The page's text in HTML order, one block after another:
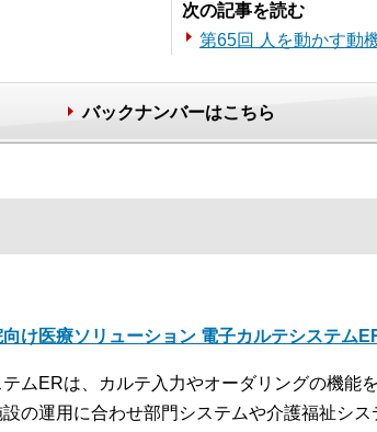
次の記事を読む
第65回 人を動かす動
バックナンバーはこちら
け医療ソリューション 電子カルテシステム
ムERは、カルテ入力やオーダリングの機能
の運用に合わせ部門システムや介護福祉シ